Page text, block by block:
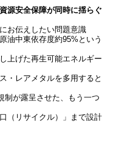
源安全保障が同時に揺らぐ
お伝えしたい問題意識
油中東依存度約95%という
上げた再生可能エネルギー
・レアメタルを多用すると
が露呈させた、もう一つ
（リサイクル）」まで設計